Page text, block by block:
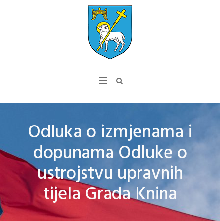
Odluka o izmjenama i
dopunama Odluke o
ustrojstvu upravnih
tijela Grada Knina